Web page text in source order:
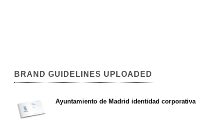
BRAND GUIDELINES UPLOADED
Ayuntamiento de Madrid identidad corporativa